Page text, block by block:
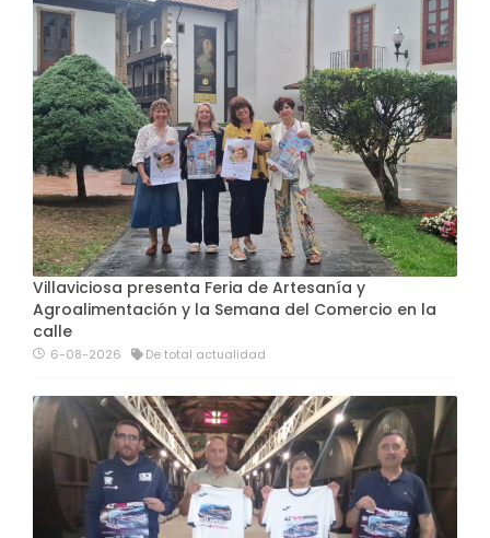
Villaviciosa presenta Feria de Artesanía y
Agroalimentación y la Semana del Comercio en la
calle
6-08-2026 De total actualidad